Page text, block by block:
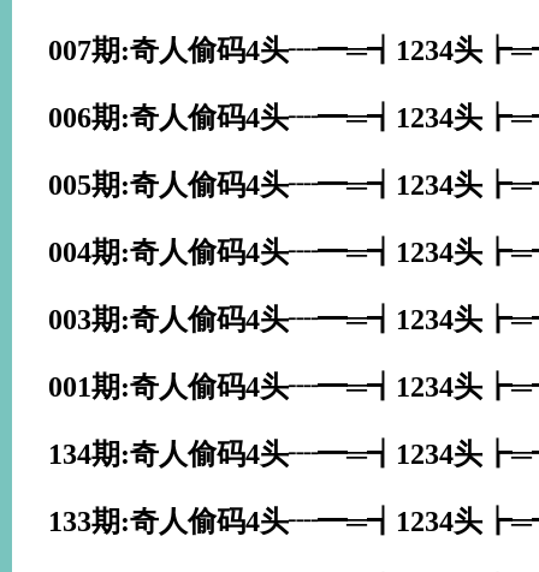
007期:奇人偷码4头┈━═┪1234头
006期:奇人偷码4头┈━═┪1234头
005期:奇人偷码4头┈━═┪1234头
004期:奇人偷码4头┈━═┪1234头
003期:奇人偷码4头┈━═┪1234头
001期:奇人偷码4头┈━═┪1234头
134期:奇人偷码4头┈━═┪1234头
133期:奇人偷码4头┈━═┪1234头